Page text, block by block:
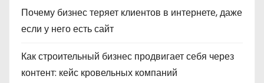
Почему бизнес теряет клиентов в интернете, даже
если у него есть сайт
Как строительный бизнес продвигает себя через
контент: кейс кровельных компаний